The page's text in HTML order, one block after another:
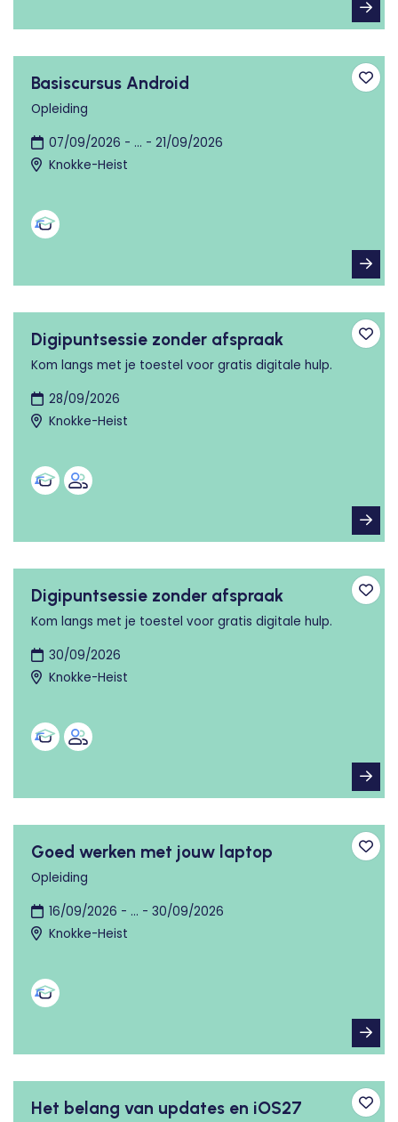
Basiscursus Android
Opleiding
07/09/2026 - ... - 21/09/2026
Knokke-Heist
Digipuntsessie zonder afspraak
Kom langs met je toestel voor gratis digitale hulp.
28/09/2026
Knokke-Heist
Digipuntsessie zonder afspraak
Kom langs met je toestel voor gratis digitale hulp.
30/09/2026
Knokke-Heist
Goed werken met jouw laptop
Opleiding
16/09/2026 - ... - 30/09/2026
Knokke-Heist
Het belang van updates en iOS27